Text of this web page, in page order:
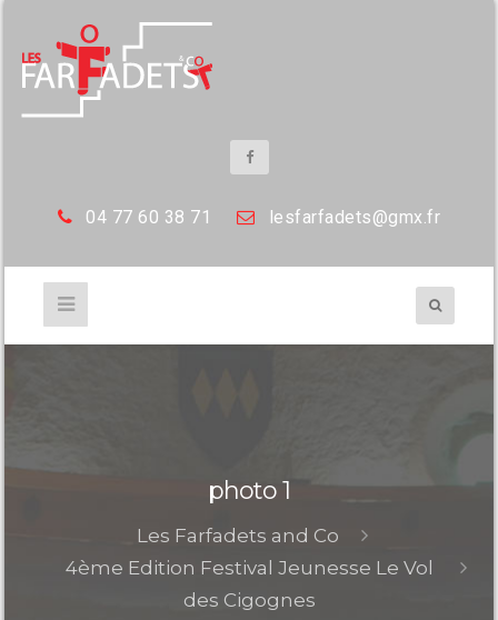
04 77 60 38 71 lesfarfadets@gmx.fr
photo 1
Les Farfadets and Co
4ème Edition Festival Jeunesse Le Vol
des Cigognes